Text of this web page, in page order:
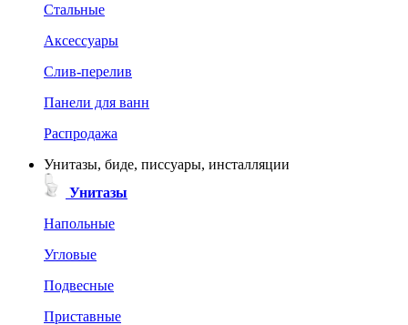
Стальные
Аксессуары
Слив-перелив
Панели для ванн
Распродажа
Унитазы, биде, писсуары, инсталляции
Унитазы
Напольные
Угловые
Подвесные
Приставные